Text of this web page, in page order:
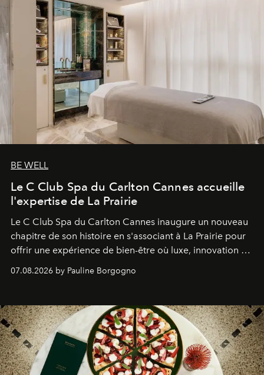
BE WELL
Le C Club Spa du Carlton Cannes accueille
l'expertise de La Prairie
Le C Club Spa du Carlton Cannes inaugure un nouveau
chapitre de son histoire en s'associant à La Prairie pour
offrir une expérience de bien-être où luxe, innovation et
expertise se rencontrent.
07.08.2026 by Pauline Borgogno